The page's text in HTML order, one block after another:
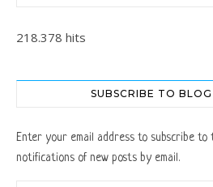
218.378 hits
SUBSCRIBE TO
Enter your email address to subscribe to
notifications of new posts by email.